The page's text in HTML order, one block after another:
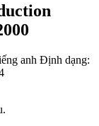
anh Định dạng: